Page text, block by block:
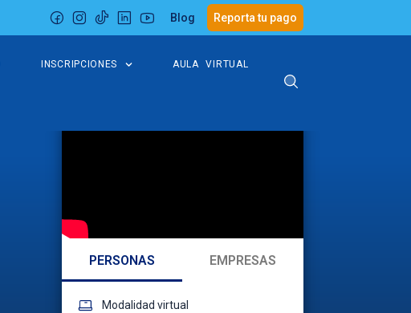
Blog Reporta tu pago
INSCRIPCIONES AULA VIRTUAL
PERSONAS EMPRESAS
Modalidad virtual